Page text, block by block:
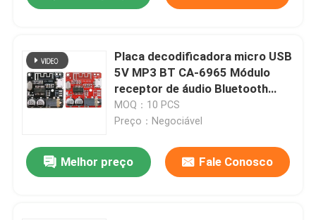
Amplificador da casa
jogador do carro
Partes de televisores LED
Placa decodificadora micro USB
5V MP3 BT CA-6965 Módulo
receptor de áudio Bluetooth
Componente universal
MOQ：10 PCS
Preço：Negociável
Melhor preço Fale Conosco